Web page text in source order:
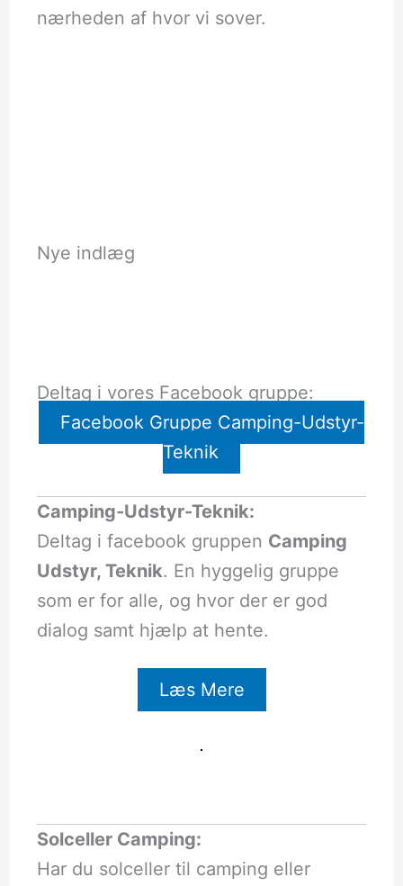
nærheden af hvor vi sover.
Nye indlæg
Deltag i vores Facebook gruppe:
Facebook Gruppe Camping-Udstyr-
Teknik
Camping-Udstyr-Teknik:
Deltag i facebook gruppen Camping
Udstyr, Teknik. En hyggelig gruppe
som er for alle, og hvor der er god
dialog samt hjælp at hente.
Læs Mere
Solceller Camping:
Har du solceller til camping eller